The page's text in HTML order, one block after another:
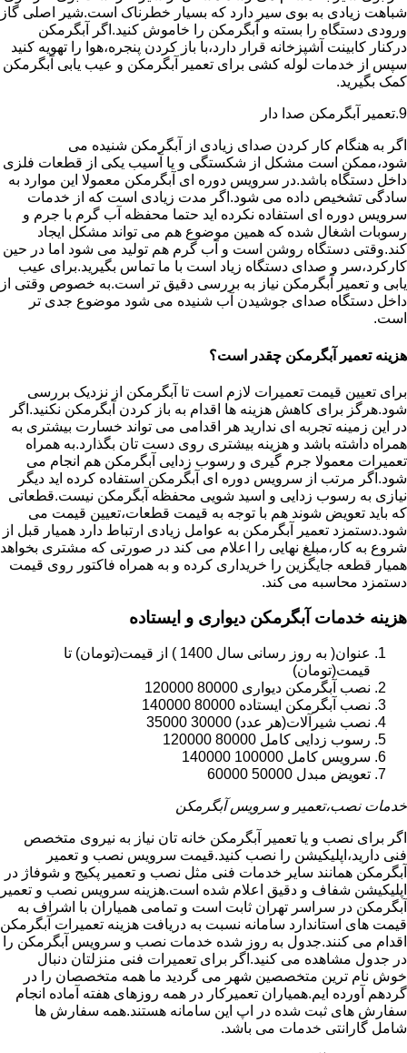
شباهت زیادی به بوی سیر دارد که بسیار خطرناک است.شیر اصلی گاز
ورودی دستگاه را بسته و آبگرمکن را خاموش کنید.اگر آبگرمکن
درکنار کابینت آشپزخانه قرار دارد،با باز کردن پنجره،هوا را تهویه کنید
سپس از خدمات لوله کشی برای تعمیر آبگرمکن و عیب یابی آبگرمکن
کمک بگیرید.
9.تعمیر آبگرمکن صدا دار
اگر به هنگام کار کردن صدای زیادی از آبگرمکن شنیده می
شود،ممکن است مشکل از شکستگی و یا آسیب یکی از قطعات فلزی
داخل دستگاه باشد.در سرویس دوره ای آبگرمکن معمولا این موارد به
سادگی تشخیص داده می شود.اگر مدت زیادی است که از خدمات
سرویس دوره ای استفاده نکرده اید حتما محفظه آب گرم با جرم و
رسوبات اشغال شده که همین موضوع هم می تواند مشکل ایجاد
کند.وقتی دستگاه روشن است و آب گرم هم تولید می شود اما در حین
کارکرد،سر و صدای دستگاه زیاد است با ما تماس بگیرید.برای عیب
یابی و تعمیر آبگرمکن نیاز به بررسی دقیق تر است.به خصوص وقتی از
داخل دستگاه صدای جوشیدن آب شنیده می شود موضوع جدی تر
است.
هزینه تعمیر آبگرمکن چقدر است؟
برای تعیین قیمت تعمیرات لازم است تا آبگرمکن از نزدیک بررسی
شود.هرگز برای کاهش هزینه ها اقدام به باز کردن آبگرمکن نکنید.اگر
در این زمینه تجربه ای ندارید هر اقدامی می تواند خسارت بیشتری به
همراه داشته باشد و هزینه بیشتری روی دست تان بگذارد.به همراه
تعمیرات معمولا جرم گیری و رسوب زدایی آبگرمکن هم انجام می
شود.اگر مرتب از سرویس دوره ای آبگرمکن استفاده کرده اید دیگر
نیازی به رسوب زدایی و اسید شویی محفظه آبگرمکن نیست.قطعاتی
که باید تعویض شوند هم با توجه به قیمت قطعات،تعیین قیمت می
شود.دستمزد تعمیر آبگرمکن به عوامل زیادی ارتباط دارد همیار قبل از
شروع به کار،مبلغ نهایی را اعلام می کند در صورتی که مشتری بخواهد
همیار قطعه جایگزین را خریداری کرده و به همراه فاکتور روی قیمت
دستمزد محاسبه می کند.
هزینه خدمات آبگرمکن دیواری و ایستاده
عنوان( به روز رسانی سال 1400 ) از قیمت(تومان) تا
قیمت(تومان)
نصب آبگرمکن دیواری 80000 120000
نصب آبگرمکن ایستاده 80000 140000
نصب شیرآلات(هر عدد) 30000 35000
رسوب زدایی کامل 80000 120000
سرویس کامل 100000 140000
تعویض مبدل 50000 60000
خدمات نصب،تعمیر و سرویس آبگرمکن
اگر برای نصب و یا تعمیر آبگرمکن خانه تان نیاز به نیروی متخصص
فنی دارید،اپلیکیشن را نصب کنید.قیمت سرویس نصب و تعمیر
آبگرمکن همانند سایر خدمات فنی مثل نصب و تعمیر پکیج و شوفاژ در
اپلیکیشن شفاف و دقیق اعلام شده است.هزینه سرویس نصب و تعمیر
آبگرمکن در سراسر تهران ثابت است و تمامی همیاران با اشراف به
قیمت های استاندارد سامانه نسبت به دریافت هزینه تعمیرات آبگرمکن
اقدام می کنند.جدول به روز شده خدمات نصب و سرویس آبگرمکن را
در جدول مشاهده می کنید.اگر برای تعمیرات فنی منزلتان دنبال
خوش نام ترین متخصصین شهر می گردید ما همه متخصصان را در
گردهم آورده ایم.همیاران تعمیرکار در همه روزهای هفته آماده انجام
سفارش های ثبت شده در اپ این سامانه هستند.همه سفارش ها
شامل گارانتی خدمات می باشد.